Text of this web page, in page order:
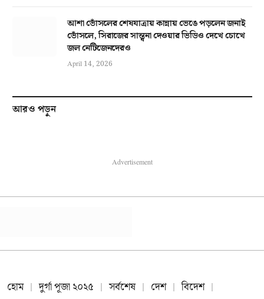
আশা ভোঁসলের শেষযাত্রায় কান্নায় ভেঙে পড়লেন জনাই
ভোঁসলে, সিরাজের সান্ত্বনা দেওয়ার ভিডিও দেখে চোখে
জল নেটিজেনদেরও
April 14, 2026
আরও পড়ুন
Advertisement
হোম দুর্গা পূজা ২০২৫ সর্বশেষ দেশ
বিদেশ